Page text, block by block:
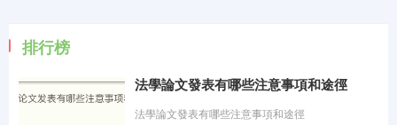
排行榜
法學論文發表有哪些注意事項和途徑
法學論文發表有哪些注意事項和途徑